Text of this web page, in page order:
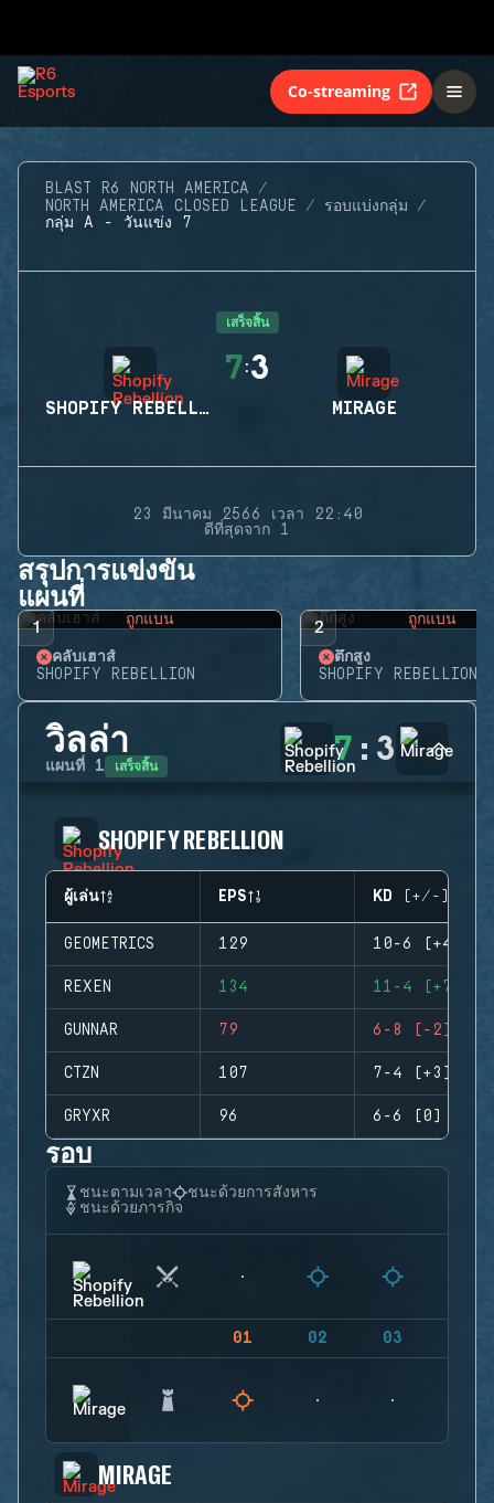
Co-streaming
BLAST R6 NORTH AMERICA
NORTH AMERICA CLOSED LEAGUE
รอบแบ่งกลุ่ม
กลุ่ม A - วันแข่ง 7
เสร็จสิ้น
SHOPIFY REBELLION
7:3
MIRAGE
23 มีนาคม 2566 เวลา 22:40
ดีที่สุดจาก 1
สรุปการแข่งขัน
แผนที่
1 ถูกแบน
คลับเฮาส์
SHOPIFY REBELLION
2 ถูกแบน
ตึกสูง
SHOPIFY REBELLION
วิลล่า
แผนที่ 1 เสร็จสิ้น 7 : 3
SHOPIFY REBELLION
ผู้เล่น EPS KD (+/-)
GEOMETRICS 129 10-6 (+4)
REXEN 134 11-4 (+7)
GUNNAR 79 6-8 (-2)
CTZN 107 7-4 (+3)
GRYXR 96 6-6 (0)
รอบ
ชนะตามเวลา
ชนะด้วยการสังหาร
ชนะด้วยภารกิจ
01 02 03
MIRAGE